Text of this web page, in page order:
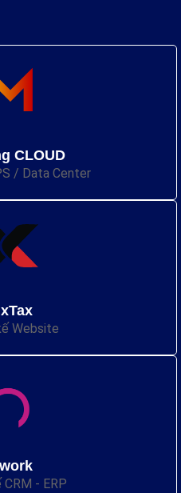
CLOUD
/ Data Center
Website
- ERP